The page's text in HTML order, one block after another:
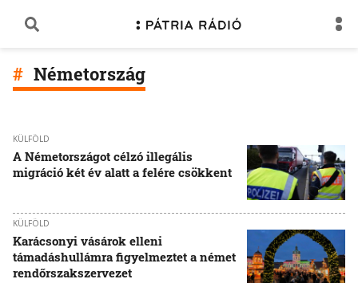
Németország
KÜLFÖLD
A Németországot célzó illegális
migráció két év alatt a felére csökkent
KÜLFÖLD
Karácsonyi vásárok elleni
támadáshullámra figyelmeztet a német
rendőrszakszervezet